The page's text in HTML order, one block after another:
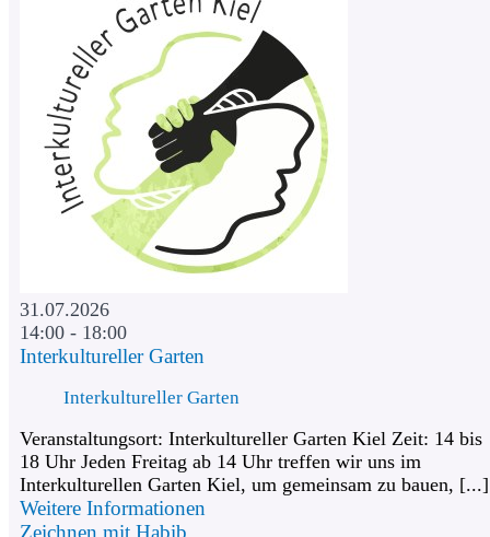
31.07.2026
14:00 - 18:00
Interkultureller Garten
Interkultureller Garten
Veranstaltungsort: Interkultureller Garten Kiel Zeit: 14 bis
18 Uhr Jeden Freitag ab 14 Uhr treffen wir uns im
Interkulturellen Garten Kiel, um gemeinsam zu bauen, [...]
Weitere Informationen
Zeichnen mit Habib